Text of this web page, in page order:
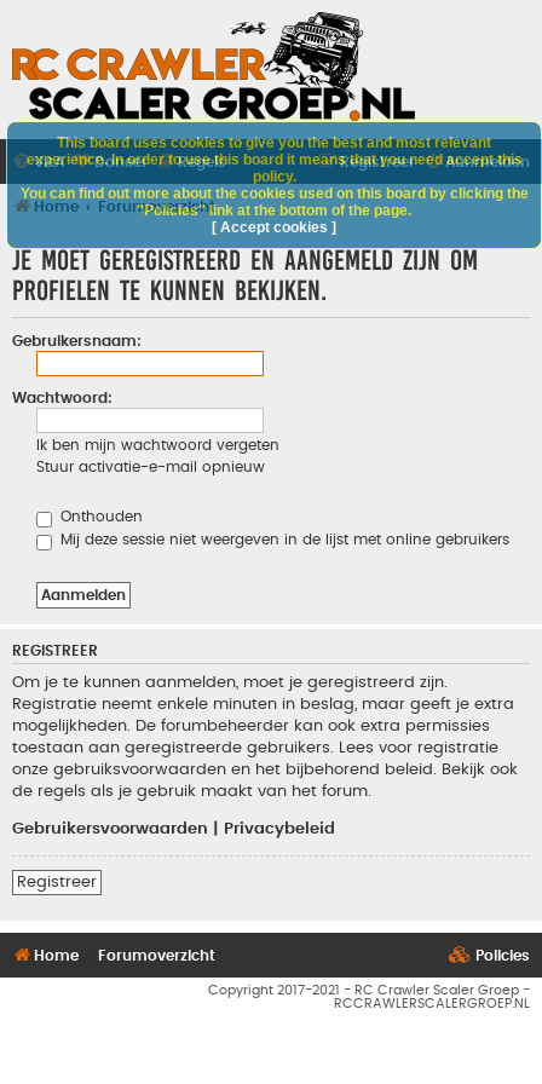
V&A Doneer Regels Aanmelden
Registreer
Home Forumoverzicht
Je moet geregistreerd en aangemeld zijn om
profielen te kunnen bekijken.
Gebruikersnaam:
Wachtwoord:
Ik ben mijn wachtwoord vergeten
Stuur activatie-e-mail opnieuw
Onthouden
Mij deze sessie niet weergeven in de lijst met online gebruikers
REGISTREER
Om je te kunnen aanmelden, moet je geregistreerd zijn.
Registratie neemt enkele minuten in beslag, maar geeft je extra
mogelijkheden. De forumbeheerder kan ook extra permissies
toestaan aan geregistreerde gebruikers. Lees voor registratie
onze gebruiksvoorwaarden en het bijbehorend beleid. Bekijk ook
de regels als je gebruik maakt van het forum.
Gebruikersvoorwaarden Privacybeleid
Registreer
This board uses cookies to give you the best and most relevant
experience. In order to use this board it means that you need accept this
policy.
You can find out more about the cookies used on this board by clicking the
"Policies" link at the bottom of the page.
[ Accept cookies ]
Home Forumoverzicht Policies
Copyright 2017-2021 - RC Crawler Scaler Groep -
RCCRAWLERSCALERGROEP.NL